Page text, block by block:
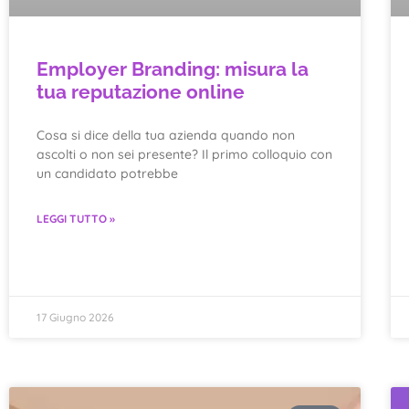
Employer Branding: misura la
tua reputazione online
Cosa si dice della tua azienda quando non
ascolti o non sei presente? Il primo colloquio con
un candidato potrebbe
LEGGI TUTTO »
17 Giugno 2026